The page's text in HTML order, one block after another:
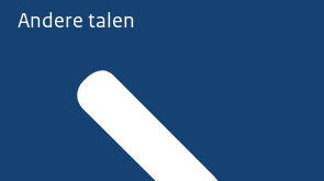
Andere talen